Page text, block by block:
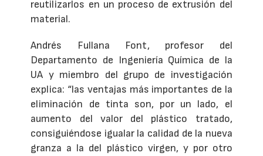
reutilizarlos en un proceso de extrusión del
material.
Andrés Fullana Font, profesor del
Departamento de Ingeniería Química de la
UA y miembro del grupo de investigación
explica: “las ventajas más importantes de la
eliminación de tinta son, por un lado, el
aumento del valor del plástico tratado,
consiguiéndose igualar la calidad de la nueva
granza a la del plástico virgen, y por otro